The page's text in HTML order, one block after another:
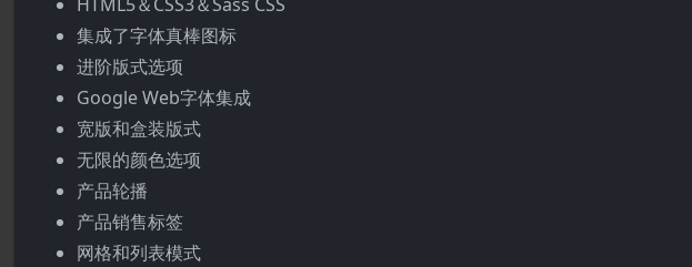
HTML5＆CSS3＆Sass CSS
集成了字体真棒图标
进阶版式选项
Google Web字体集成
宽版和盒装版式
无限的颜色选项
产品轮播
产品销售标签
网格和列表模式